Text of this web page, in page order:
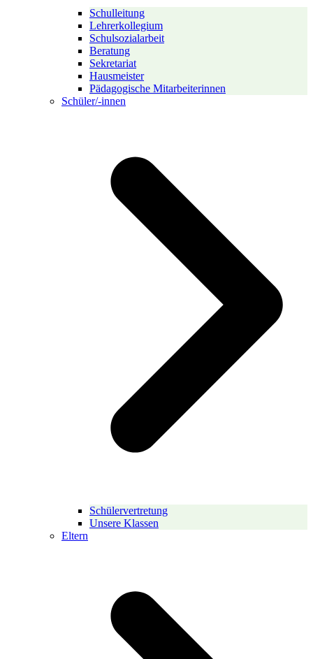
Schulleitung
Lehrerkollegium
Schulsozialarbeit
Beratung
Sekretariat
Hausmeister
Pädagogische Mitarbeiterinnen
Schüler/-innen
Schülervertretung
Unsere Klassen
Eltern